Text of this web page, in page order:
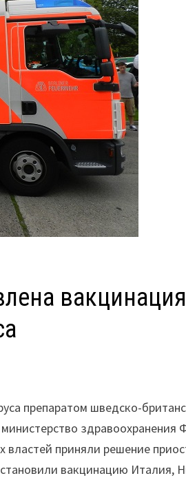
вакцинация
препаратом шведско-
здравоохранения
властей приняли решение
вакцинацию Италия,